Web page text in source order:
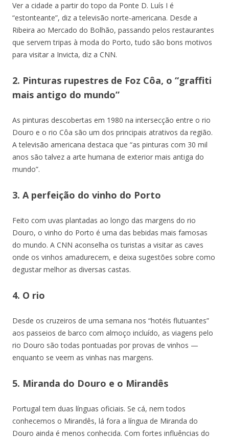
Ver a cidade a partir do topo da Ponte D. Luís I é
“estonteante”, diz a televisão norte-americana. Desde a
Ribeira ao Mercado do Bolhão, passando pelos restaurantes
que servem tripas à moda do Porto, tudo são bons motivos
para visitar a Invicta, diz a CNN.
2. Pinturas rupestres de Foz Côa, o “graffiti
mais antigo do mundo”
As pinturas descobertas em 1980 na intersecção entre o rio
Douro e o rio Côa são um dos principais atrativos da região.
A televisão americana destaca que “as pinturas com 30 mil
anos são talvez a arte humana de exterior mais antiga do
mundo”.
3. A perfeição do vinho do Porto
Feito com uvas plantadas ao longo das margens do rio
Douro, o vinho do Porto é uma das bebidas mais famosas
do mundo. A CNN aconselha os turistas a visitar as caves
onde os vinhos amadurecem, e deixa sugestões sobre como
degustar melhor as diversas castas.
4. O rio
Desde os cruzeiros de uma semana nos “hotéis flutuantes”
aos passeios de barco com almoço incluído, as viagens pelo
rio Douro são todas pontuadas por provas de vinhos —
enquanto se veem as vinhas nas margens.
5. Miranda do Douro e o Mirandês
Portugal tem duas línguas oficiais. Se cá, nem todos
conhecemos o Mirandês, lá fora a língua de Miranda do
Douro ainda é menos conhecida. Com fortes influências do